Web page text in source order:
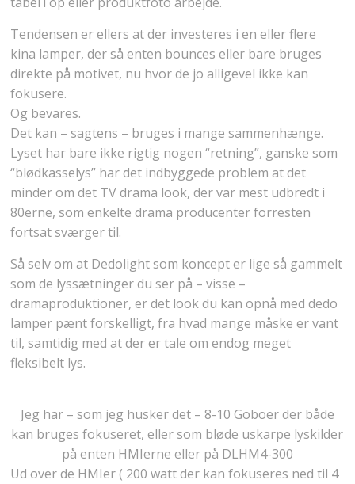
Tendensen er ellers at der investeres i en eller flere
kina lamper, der så enten bounces eller bare bruges
direkte på motivet, nu hvor de jo alligevel ikke kan
fokusere.
Og bevares.
Det kan – sagtens – bruges i mange sammenhænge.
Lyset har bare ikke rigtig nogen “retning”, ganske som
“blødkasselys” har det indbyggede problem at det
minder om det TV drama look, der var mest udbredt i
80erne, som enkelte drama producenter forresten
fortsat sværger til.
Så selv om at Dedolight som koncept er lige så gammelt
som de lyssætninger du ser på – visse –
dramaproduktioner, er det look du kan opnå med dedo
lamper pænt forskelligt, fra hvad mange måske er vant
til, samtidig med at der er tale om endog meget
fleksibelt lys.
Jeg har – som jeg husker det – 8-10 Goboer der både
kan bruges fokuseret, eller som bløde uskarpe lyskilder
på enten HMIerne eller på DLHM4-300
Ud over de HMIer ( 200 watt der kan fokuseres ned til 4